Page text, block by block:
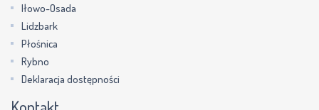
Iłowo-Osada
Lidzbark
Płośnica
Rybno
Deklaracja dostępności